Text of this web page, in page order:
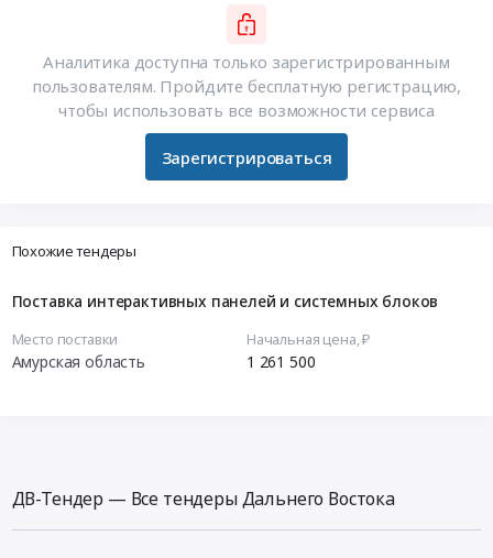
Аналитика доступна только зарегистрированным
пользователям. Пройдите бесплатную регистрацию,
чтобы использовать все возможности сервиса
Зарегистрироваться
Похожие тендеры
Поставка интерактивных панелей и системных блоков
Место поставки
Амурская область
Начальная цена, ₽
1 261 500
ДВ-Тендер — Все тендеры Дальнего Востока